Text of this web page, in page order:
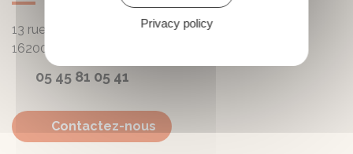
13 rue de la Mairie - Lautrait
16200
05 45 81 05 41
Contactez-nous
Privacy policy